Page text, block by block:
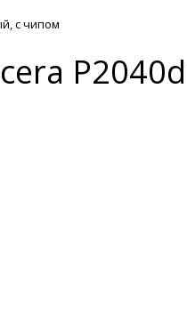
с чипом